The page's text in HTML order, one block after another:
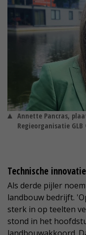
Annette Pancras,
Regieorganisatie
Technische innovatie
Als derde pijler
landbouw bedrijft.
sterk in op teelten
stond in het